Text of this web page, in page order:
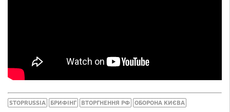
STOPRUSSIA БРИФІНГ ВТОРГНЕННЯ РФ ОБОРОНА КИЄВА